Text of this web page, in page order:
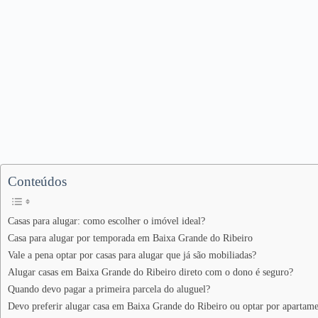
Conteúdos
Casas para alugar: como escolher o imóvel ideal?
Casa para alugar por temporada em Baixa Grande do Ribeiro
Vale a pena optar por casas para alugar que já são mobiliadas?
Alugar casas em Baixa Grande do Ribeiro direto com o dono é seguro?
Quando devo pagar a primeira parcela do aluguel?
Devo preferir alugar casa em Baixa Grande do Ribeiro ou optar por